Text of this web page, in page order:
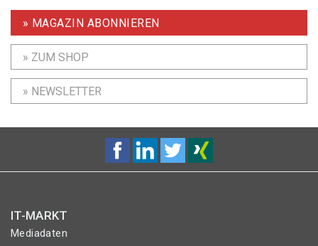
» MAGAZIN ABONNIEREN
» ZUM SHOP
» NEWSLETTER
IT-MARKT
Mediadaten